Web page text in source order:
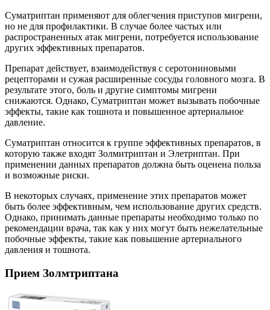
Суматриптан применяют для облегчения приступов мигрени,
но не для профилактики. В случае более частых или
распространенных атак мигрени, потребуется использование
других эффективных препаратов.
Препарат действует, взаимодействуя с серотониновыми
рецепторами и сужая расширенные сосуды головного мозга. В
результате этого, боль и другие симптомы мигрени
снижаются. Однако, Суматриптан может вызывать побочные
эффекты, такие как тошнота и повышенное артериальное
давление.
Суматриптан относится к группе эффективных препаратов, в
которую также входят Золмитриптан и Элетриптан. При
применении данных препаратов должна быть оценена польза
и возможные риски.
В некоторых случаях, применение этих препаратов может
быть более эффективным, чем использование других средств.
Однако, принимать данные препараты необходимо только по
рекомендации врача, так как у них могут быть нежелательные
побочные эффекты, такие как повышение артериального
давления и тошнота.
Прием Золмтриптана